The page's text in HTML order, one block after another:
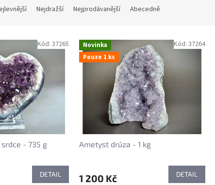
Nejdražší Nejprodávanější Abecedně
- 735 g
DETAIL
Kód: 37265
Novinka
Pouze 1 ks
Ametyst drúza - 1 kg
1 200 Kč DETAIL
Kód: 37264